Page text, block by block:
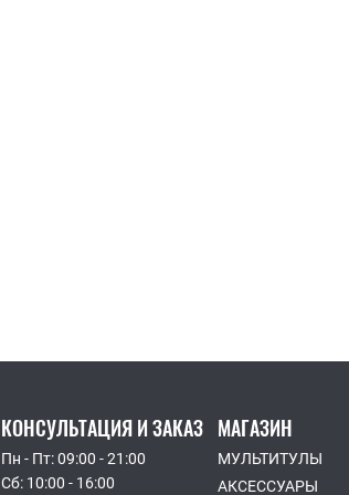
КОНСУЛЬТАЦИЯ И ЗАКАЗ
Пн - Пт: 09:00 - 21:00
Сб: 10:00 - 16:00
МАГАЗИН
МУЛЬТИТУЛЫ
АКСЕССУАРЫ